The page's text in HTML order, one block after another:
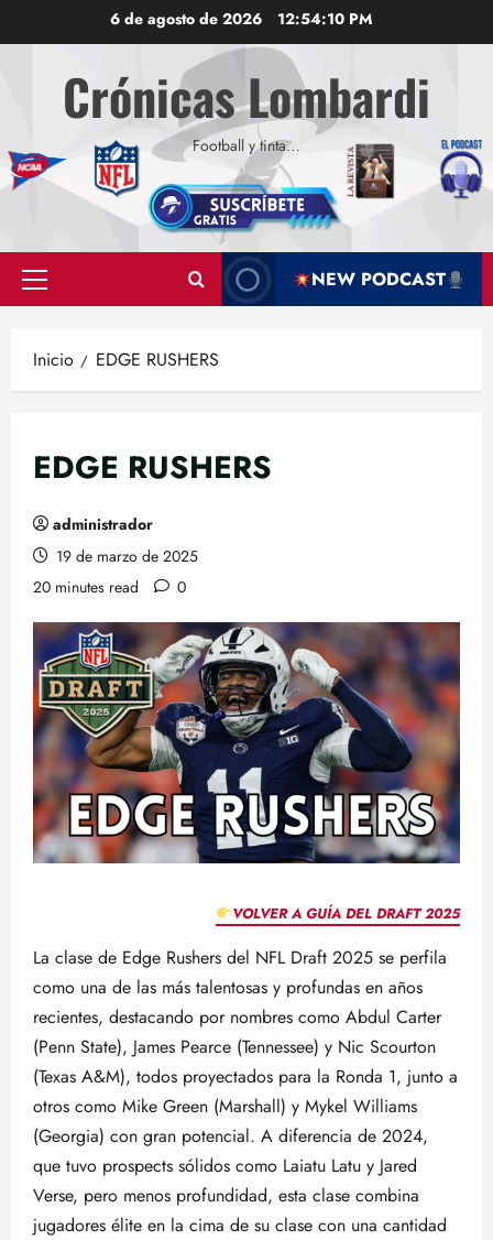
al
contenido
6 de agosto de 2026 12:54:11 PM
Crónicas Lombardi
Football y tinta…
Menú
NEW PODCAST
Inicio EDGE RUSHERS
EDGE RUSHERS
administrador
19 de marzo de 2025
20 minutes read
0
VOLVER A GUÍA DEL DRAFT 2025
La clase de Edge Rushers del NFL Draft 2025 se perfila
como una de las más talentosas y profundas en años
recientes, destacando por nombres como Abdul Carter
(Penn State), James Pearce (Tennessee) y Nic Scourton
(Texas A&M), todos proyectados para la Ronda 1, junto a
otros como Mike Green (Marshall) y Mykel Williams
(Georgia) con gran potencial. A diferencia de 2024,
que tuvo prospects sólidos como Laiatu Latu y Jared
Verse, pero menos profundidad, esta clase combina
jugadores élite en la cima de su clase con una cantidad